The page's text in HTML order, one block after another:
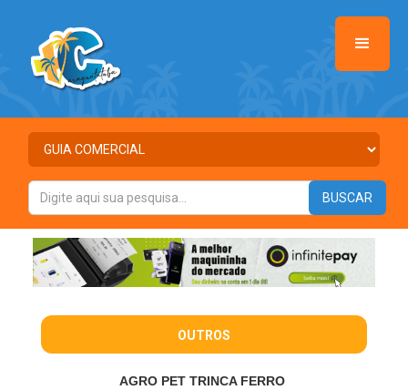
OUTROS
AGRO PET TRINCA FERRO